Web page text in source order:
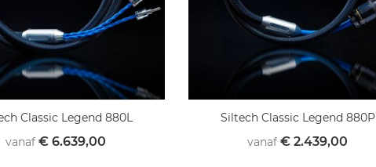
Classic Legend 880L
vanaf € 6.639,00
Siltech Classic Legend 880P
vanaf € 2.439,00